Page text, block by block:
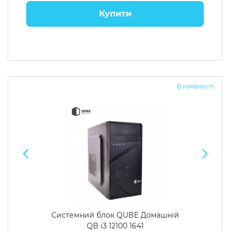
Купити
В наявності
Системний блок QUBE Домашній
QB i3 12100 1641